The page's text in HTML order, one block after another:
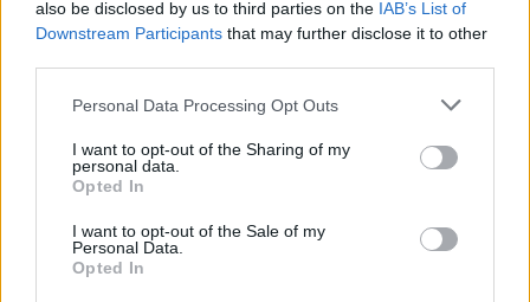
also be disclosed by us to third parties on the IAB’s List of
Downstream Participants that may further disclose it to other
Personal Data Processing Opt Outs
I want to opt-out of the Sharing of my
personal data.
Opted In
I want to opt-out of the Sale of my
Personal Data.
Opted In
Leicht
Überbackene Zucchini Scheiben
Leicht
Gebackene Zucchini-Scheiben